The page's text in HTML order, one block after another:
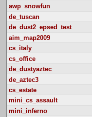
awp_snowfun
de_tuscan
de_dust2_epsed_test
aim_map2009
cs_italy
cs_office
de_dustyaztec
de_aztec3
cs_estate
mini_cs_assault
mini_inferno